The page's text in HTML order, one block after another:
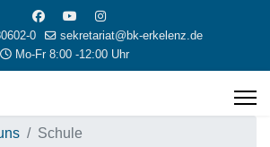
0
sekretariat@bk-erkelenz.de
Mo-Fr 8:00 -12:00 Uhr
Schule